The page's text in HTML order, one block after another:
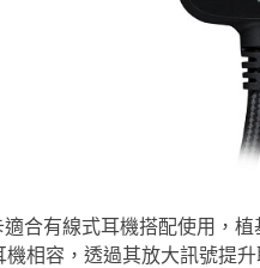
適合有線式耳機搭配使用，
機相容，透過其放大訊號提